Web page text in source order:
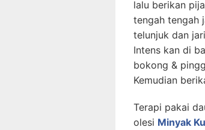
lalu berikan
tengah tengah
telunjuk dan
Intens kan di
bokong &
Kemudian
Terapi pakai
olesi Minyak